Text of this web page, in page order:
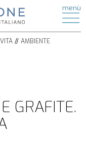
menù
AMBIENTE
GRAFITE.